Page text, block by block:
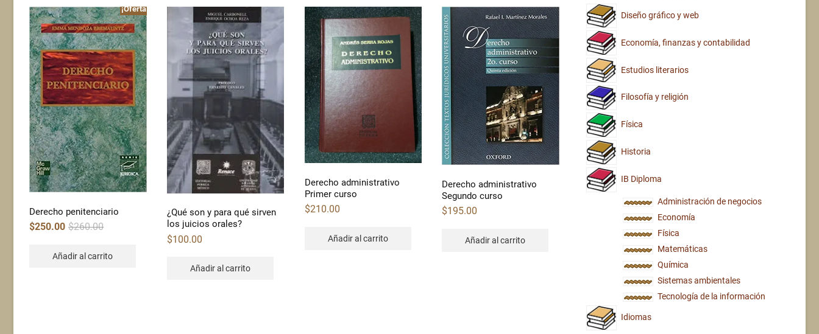
¡Oferta!
Derecho penitenciario
$260.00Original
$250.00
Current
Añadir al carrito
¿Qué son y para qué sirven
los juicios orales?
$100.00
Añadir al carrito
Derecho administrativo
Primer curso
$210.00
Añadir al carrito
Derecho administrativo
Segundo curso
$195.00
Añadir al carrito
Diseño gráfico y web
Economía, finanzas y contabilidad
Estudios literarios
Filosofía y religión
Física
Historia
IB Diploma
Administración de negocios
Economía
Física
Matemáticas
Química
Sistemas ambientales
Tecnología de la información
Idiomas